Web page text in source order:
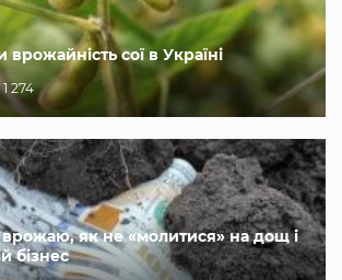
сої в Україні
1 274
як не «молитися» на дощ і
бізнес